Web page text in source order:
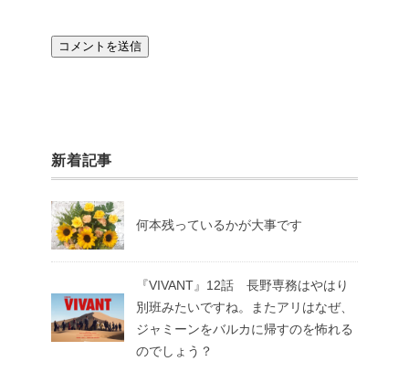
新着記事
何本残っているかが大事です
『VIVANT』12話 長野専務はやはり
別班みたいですね。またアリはなぜ、
ジャミーンをバルカに帰すのを怖れる
のでしょう？